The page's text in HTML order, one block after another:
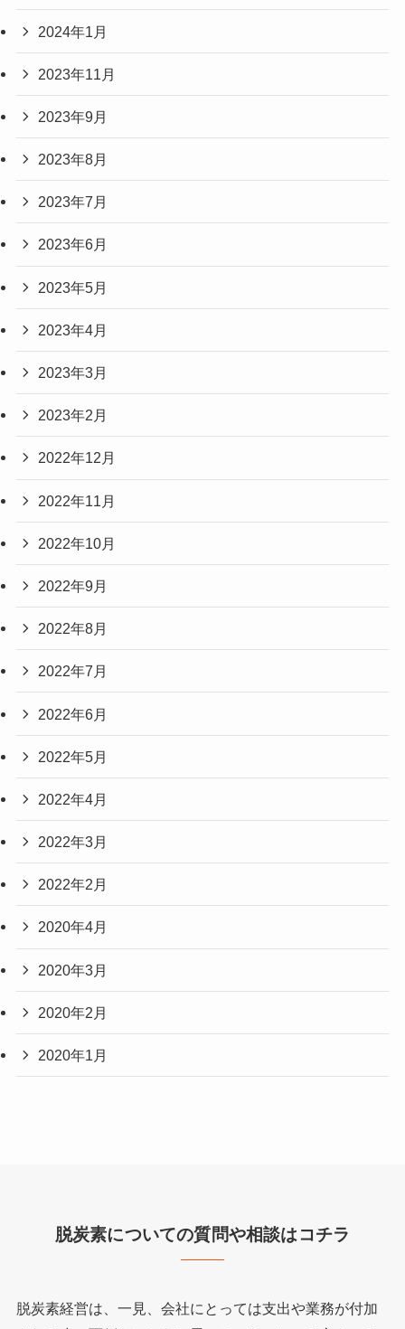
2024年1月
2023年11月
2023年9月
2023年8月
2023年7月
2023年6月
2023年5月
2023年4月
2023年3月
2023年2月
2022年12月
2022年11月
2022年10月
2022年9月
2022年8月
2022年7月
2022年6月
2022年5月
2022年4月
2022年3月
2022年2月
2020年4月
2020年3月
2020年2月
2020年1月
脱炭素についての質問や相談はコチラ
脱炭素経営は、一見、会社にとっては支出や業務が付加